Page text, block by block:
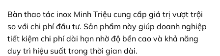
Bàn thao tác inox Minh Triệu cung cấp giá trị vượt trội
so với chi phí đầu tư. Sản phẩm này giúp doanh nghiệp
tiết kiệm chi phí dài hạn nhờ độ bền cao và khả năng
duy trì hiệu suất trong thời gian dài.